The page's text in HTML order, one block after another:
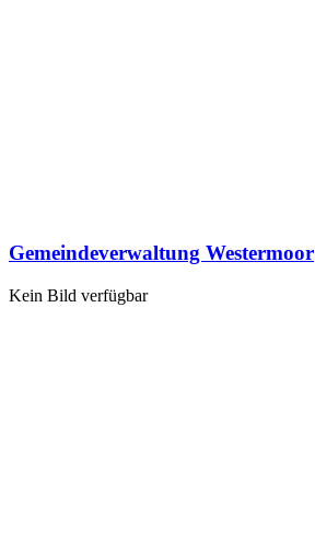
Gemeindeverwaltung Westermoor
Kein Bild verfügbar